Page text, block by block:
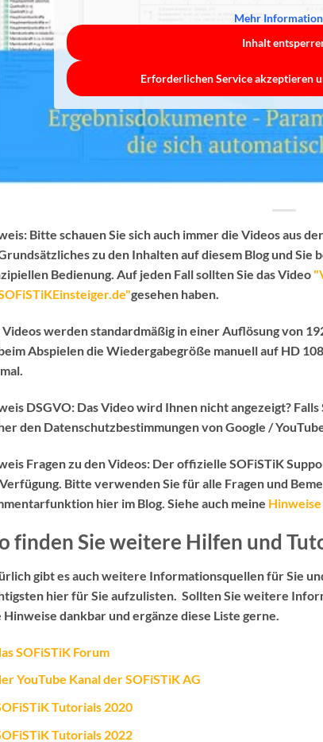
Mehr
Inhalt
Erforderlichen Service akzeptieren
Bitte schauen Sie sich auch immer die Videos aus
zu den Inhalten auf diesem Blog und
Bedienung. Auf jeden Fall sollten Sie das Video
gesehen haben.
werden standardmäßig in einer Auflösung von
Abspielen die Wiedergabegröße manuell auf HD
DSGVO: Das Video wird Ihnen nicht angezeigt?
den Datenschutzbestimmungen von Google /
Fragen zu den Videos: Deroffizielle SOFiSTiK
Bitte verwenden Sie für alle Fragen und
hier im Blog . Siehe auch meine
finden Sie weitere Hilfen und
gibt es auch weitere Informationsquellen für Sie
hier für Sie aufzulisten. Sollten Sie weitere
Hinweise dankbar und ergänze diese Liste gerne.
SOFiSTiK Forum
YouTube Kanal der SOFiSTiK AG
Tutorials 2020
Tutorials 2022